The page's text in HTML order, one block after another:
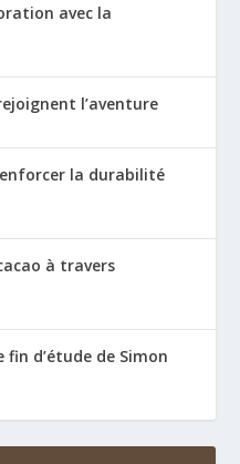
avec la
l’aventure
la durabilité
à travers
d’étude de Simon